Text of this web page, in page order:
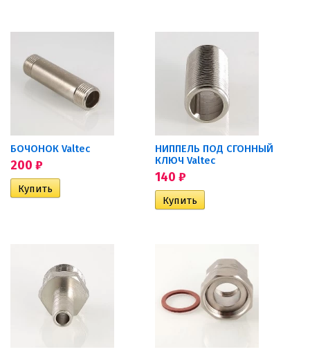
БОЧОНОК Valtec
200 ₽
НИППЕЛЬ ПОД СГОННЫЙ
КЛЮЧ Valtec
140 ₽